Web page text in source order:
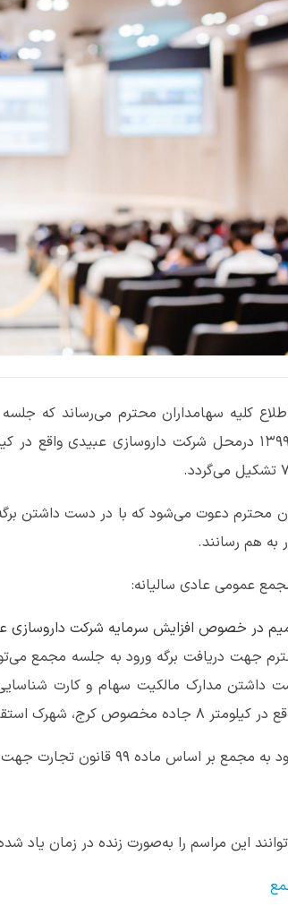
محترم دعوت می‌شود که با در دست داشتن
هم رسانند.
عمومی عادی سالیانه:
در خصوص افزایش سرمایه شرکت داروسازی
در دست داشتن مدارک مالکیت سهام و کارت
بلوار دکتر عبیدی پلاک ۷۲ مراجعه فرمایند.
ماده ۹۹ قانون تجارت جهت سهامداران الزامی است.
این مراسم را به‌صورت زنده در زمان یاد